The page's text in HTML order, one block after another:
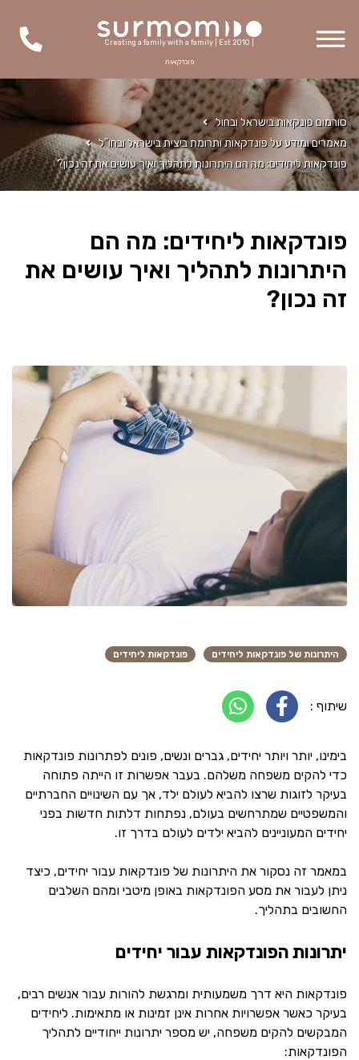
Creating a family with a family | Est 2010 |
פונדקאות
סורמום פונקאות בישראל ובחול
מאמרים ומידע על פונדקאות ותרומת ביצית בישראל ובחו"ל
פונדקאות ליחידים: מה הם היתרונות לתהליך ואיך עושים את זה נכון?
פונדקאות ליחידים: מה הם
היתרונות לתהליך ואיך עושים את
זה נכון?
היתרונות של פונדקאות ליחידים פונדקאות ליחידים
שיתוף :
בימינו, יותר ויותר יחידים, גברים ונשים, פונים לפתרונות פונדקאות
כדי להקים משפחה משלהם. בעבר אפשרות זו הייתה פתוחה
בעיקר לזוגות שרצו להביא לעולם ילד, אך עם השינויים החברתיים
והמשפטיים שמתרחשים בעולם, נפתחות דלתות חדשות בפני
יחידים המעוניינים להביא ילדים לעולם בדרך זו.
במאמר זה נסקור את היתרונות של פונדקאות עבור יחידים, כיצד
ניתן לעבור את מסע הפונדקאות באופן מיטבי ומהם השלבים
החשובים בתהליך.
יתרונות הפונדקאות עבור יחידים
פונדקאות היא דרך משמעותית ומרגשת להורות עבור אנשים רבים,
בעיקר כאשר אפשרויות אחרות אינן זמינות או מתאימות. ליחידים
המבקשים להקים משפחה, יש מספר יתרונות ייחודיים לתהליך
הפונדקאות: